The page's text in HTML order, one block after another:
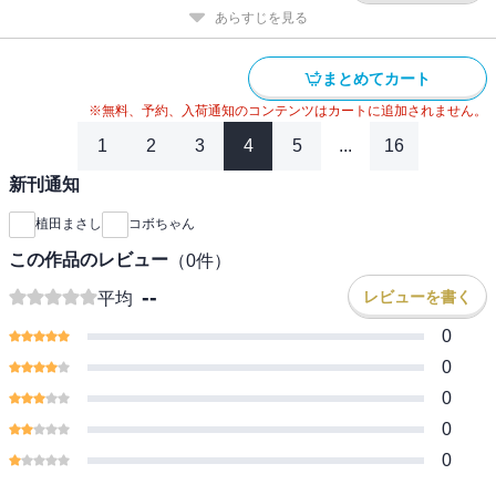
あらすじを見る
まとめてカート
※無料、予約、入荷通知のコンテンツはカートに追加されません。
1 2 3 4 5 ... 16
新刊通知
植田まさし コボちゃん
この作品のレビュー （0件）
平均 -- レビューを書く
0
0
0
0
0